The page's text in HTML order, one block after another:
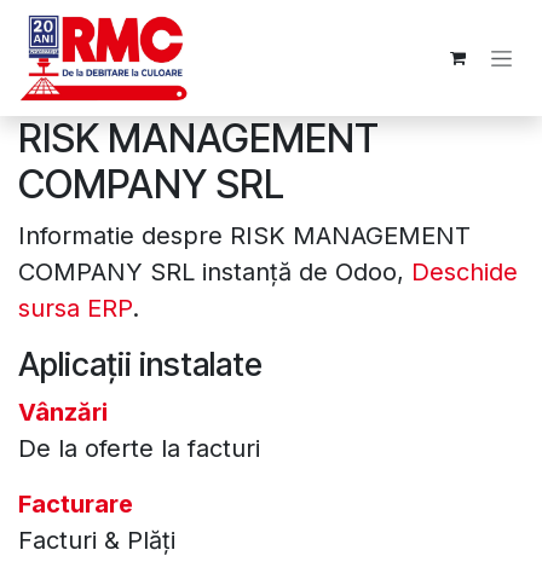
Sari la conținut
RISK MANAGEMENT
COMPANY SRL
Informatie despre RISK MANAGEMENT
COMPANY SRL instanță de Odoo, Deschide
sursa ERP.
Aplicații instalate
Vânzări
De la oferte la facturi
Facturare
Facturi & Plăți